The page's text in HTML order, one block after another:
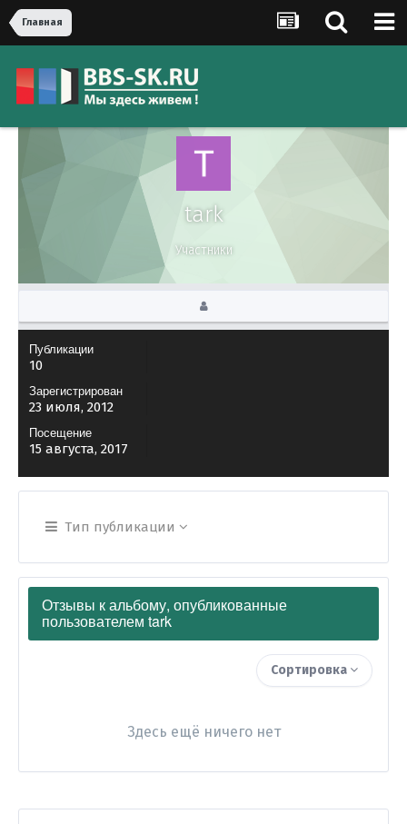
Главная
tark
Участники
Публикации
10
Зарегистрирован
23 июля, 2012
Посещение
15 августа, 2017
Тип публикации
Отзывы к альбому, опубликованные
пользователем tark
Сортировка
Здесь ещё ничего нет